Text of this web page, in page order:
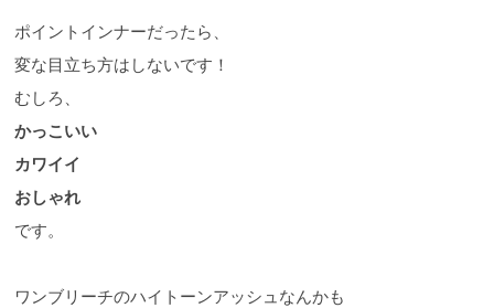
ポイントインナーだったら、
変な目立ち方はしないです！
むしろ、
かっこいい
カワイイ
おしゃれ
です。
ワンブリーチのハイトーンアッシュなんかも